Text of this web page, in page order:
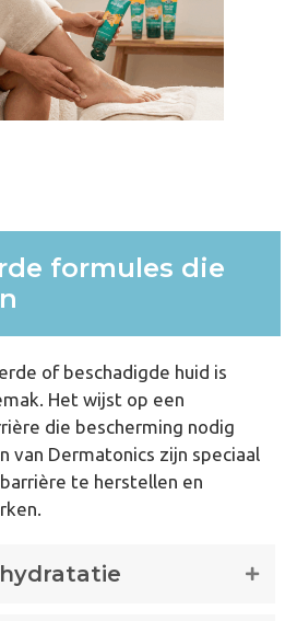
formules die
of beschadigde huid is
Het wijst op een
die bescherming nodig
van Dermatonics zijn speciaal
te herstellen en